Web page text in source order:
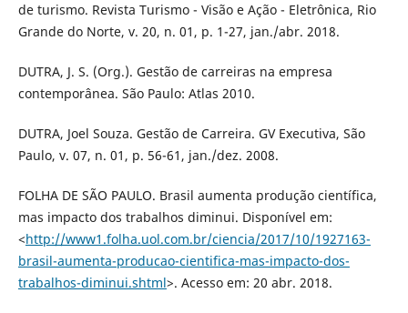
de turismo. Revista Turismo - Visão e Ação - Eletrônica, Rio
Grande do Norte, v. 20, n. 01, p. 1-27, jan./abr. 2018.
DUTRA, J. S. (Org.). Gestão de carreiras na empresa
contemporânea. São Paulo: Atlas 2010.
DUTRA, Joel Souza. Gestão de Carreira. GV Executiva, São
Paulo, v. 07, n. 01, p. 56-61, jan./dez. 2008.
FOLHA DE SÃO PAULO. Brasil aumenta produção científica,
mas impacto dos trabalhos diminui. Disponível em:
<http://www1.folha.uol.com.br/ciencia/2017/10/1927163-
brasil-aumenta-producao-cientifica-mas-impacto-dos-
trabalhos-diminui.shtml>. Acesso em: 20 abr. 2018.